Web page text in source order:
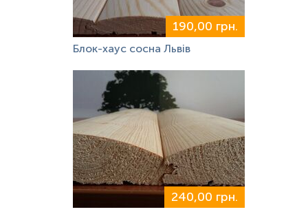
190,00 грн.
Блок-хаус сосна Львів
240,00 грн.